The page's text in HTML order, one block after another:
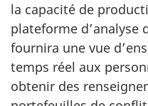
la capacité de
plateforme d’analyse
fournira une vue
temps réel aux
obtenir des